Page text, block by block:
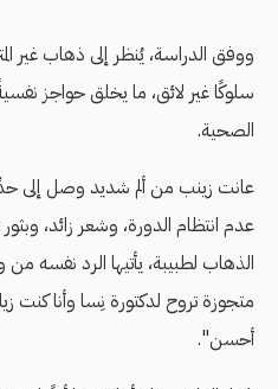
ووفق الدراسة، يُنظر إلى ذهاب غير
سلوكًا غير لائق، ما يخلق حواجز
الصحية.
عانت زينب من ألم شديد وصل إلى حدِّ
عدم انتظام الدورة، وشعر زائد،
الذهاب لطبيبة، يأتيها الرد
متجوزة تروح لدكتورة نِسا وأنا كنت
أحسن".